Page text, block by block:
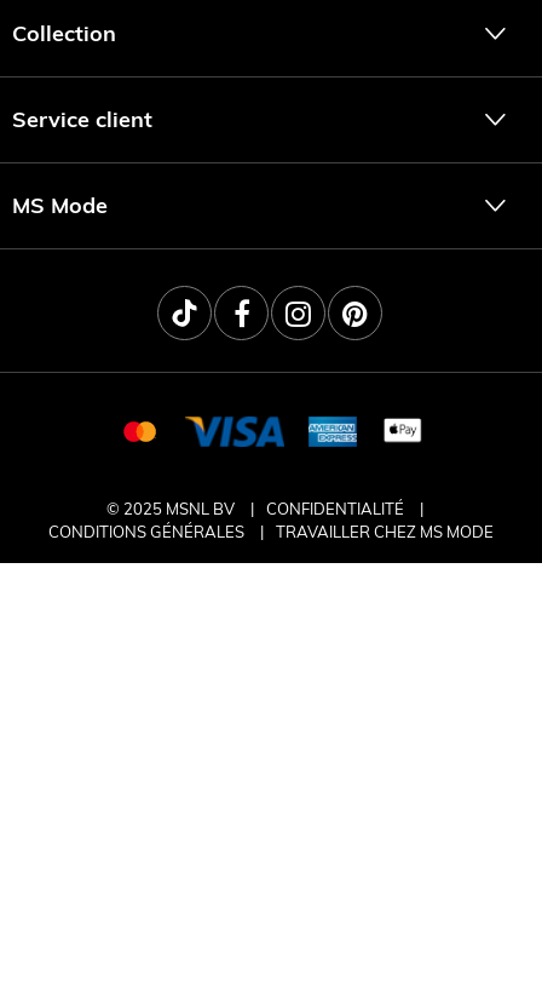
Collection
Service client
MS Mode
© 2025 MSNL BV
CONFIDENTIALITÉ
CONDITIONS GÉNÉRALES
TRAVAILLER CHEZ MS MODE